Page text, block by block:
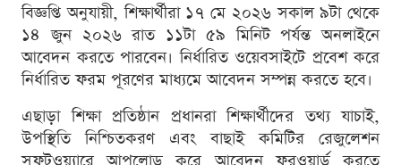
বিজ্ঞপ্তি অনুযায়ী, শিক্ষার্থীরা ১৭ মে ২০২৬ সকাল ৯টা থেকে
১৪ জুন ২০২৬ রাত ১১টা ৫৯ মিনিট পর্যন্ত অনলাইনে
আবেদন করতে পারবেন। নির্ধারিত ওয়েবসাইটে প্রবেশ করে
নির্ধারিত ফরম পূরণের মাধ্যমে আবেদন সম্পন্ন করতে হবে।
এছাড়া শিক্ষা প্রতিষ্ঠান প্রধানরা শিক্ষার্থীদের তথ্য যাচাই,
উপস্থিতি নিশ্চিতকরণ এবং বাছাই কমিটির রেজুলেশন